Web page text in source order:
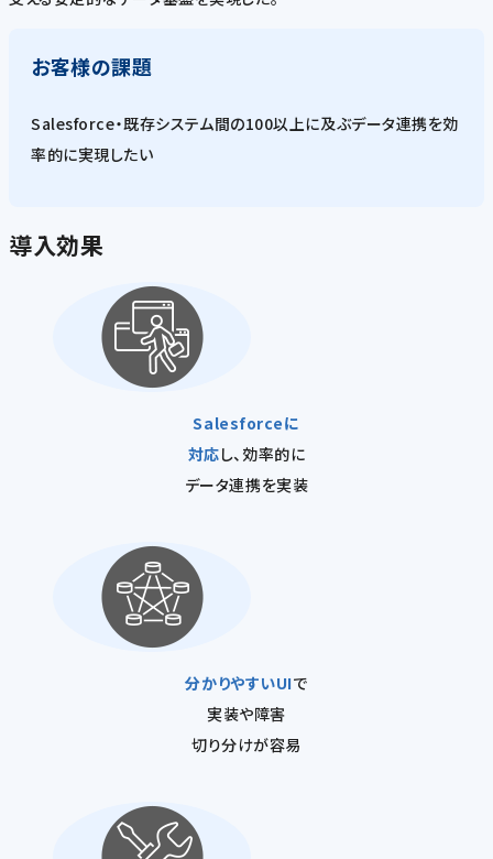
お客様の課題
Salesforce・既存システム間の100以上に及ぶデータ連携を効
率的に実現したい
導入効果
Salesforceに
対応し、効率的に
データ連携を実装
分かりやすいUIで
実装や障害
切り分けが容易